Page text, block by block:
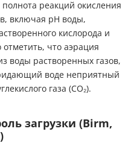
реакций окисления
включая pH воды,
кислорода и
что аэрация
воды растворенных газов,
воде неприятный
газа (CO₂).
загрузки (Birm,